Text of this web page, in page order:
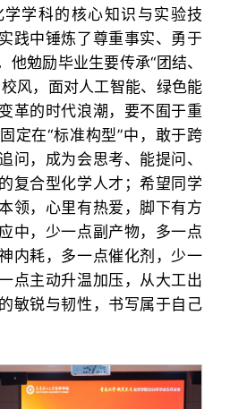
学科的核心知识与实验技
践中锤炼了尊重事实、勇于
他勉励毕业生要传承“团结、
风，面对人工智能、绿色能
革的时代浪潮，要不囿于重
定在“标准构型”中，敢于跨
问，成为会思考、能提问、
复合型化学人才；希望同学
领，心里有热爱，脚下有方
中，少一点副产物，多一点
内耗，多一点催化剂，少一
点主动升温加压，从大工出
敏锐与韧性，书写属于自己